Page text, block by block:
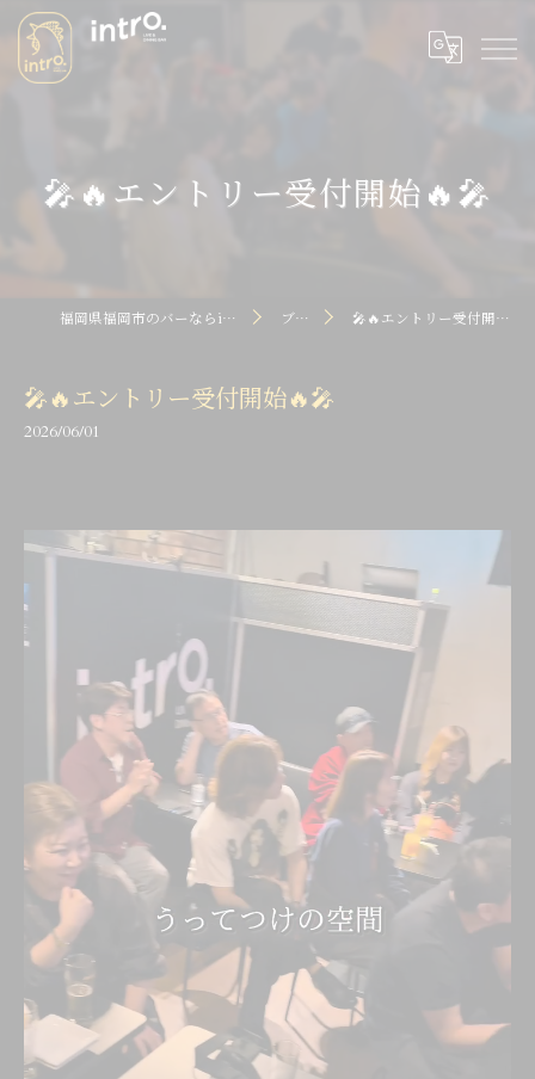
🎤🔥エントリー受付開始🔥🎤
福岡県福岡市のバーならintro dot ブログ 🎤🔥エントリー受付開始🔥🎤
🎤🔥エントリー受付開始🔥🎤
2026/06/01